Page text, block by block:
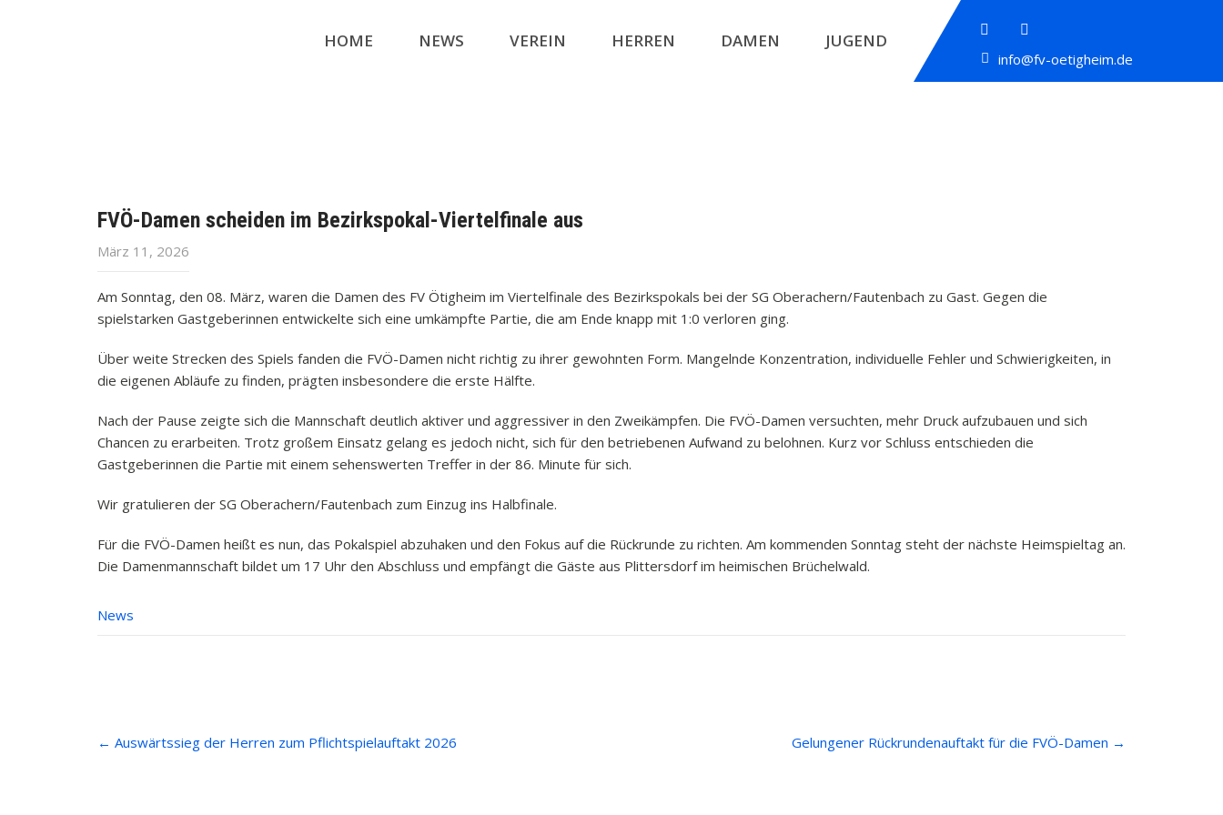
info@fv-oetigheim.de
HOME NEWS VEREIN HERREN DAMEN JUGEND
FVÖ-Damen scheiden im Bezirkspokal-Viertelfinale aus
März 11, 2026
Am Sonntag, den 08. März, waren die Damen des FV Ötigheim im Viertelfinale des Bezirkspokals bei der SG Oberachern/Fautenbach zu Gast. Gegen die
spielstarken Gastgeberinnen entwickelte sich eine umkämpfte Partie, die am Ende knapp mit 1:0 verloren ging.
Über weite Strecken des Spiels fanden die FVÖ-Damen nicht richtig zu ihrer gewohnten Form. Mangelnde Konzentration, individuelle Fehler und Schwierigkeiten, in
die eigenen Abläufe zu finden, prägten insbesondere die erste Hälfte.
Nach der Pause zeigte sich die Mannschaft deutlich aktiver und aggressiver in den Zweikämpfen. Die FVÖ-Damen versuchten, mehr Druck aufzubauen und sich
Chancen zu erarbeiten. Trotz großem Einsatz gelang es jedoch nicht, sich für den betriebenen Aufwand zu belohnen. Kurz vor Schluss entschieden die
Gastgeberinnen die Partie mit einem sehenswerten Treffer in der 86. Minute für sich.
Wir gratulieren der SG Oberachern/Fautenbach zum Einzug ins Halbfinale.
Für die FVÖ-Damen heißt es nun, das Pokalspiel abzuhaken und den Fokus auf die Rückrunde zu richten. Am kommenden Sonntag steht der nächste Heimspieltag an.
Die Damenmannschaft bildet um 17 Uhr den Abschluss und empfängt die Gäste aus Plittersdorf im heimischen Brüchelwald.
News
navigation
← Auswärtssieg der Herren zum Pflichtspielauftakt 2026 Gelungener Rückrundenauftakt für die FVÖ-Damen →